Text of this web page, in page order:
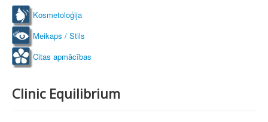
Kosmetoloģija
Meikaps / Stils
Citas apmācības
Clinic Equilibrium